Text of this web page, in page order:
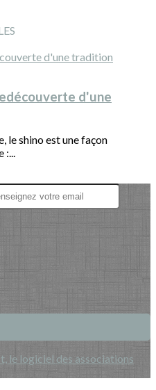
d'une
le shino est une façon
:...
le logiciel des associations